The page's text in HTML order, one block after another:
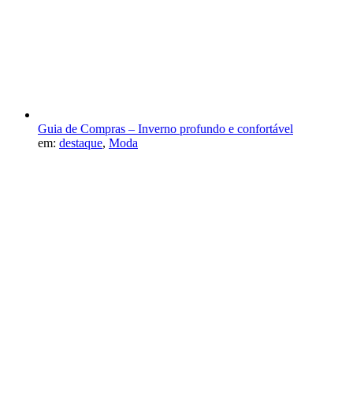
Guia de Compras – Inverno profundo e confortável
em: destaque, Moda